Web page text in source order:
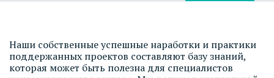
Наши собственные успешные наработки и практики
поддержанных проектов составляют базу знаний,
которая может быть полезна для специалистов